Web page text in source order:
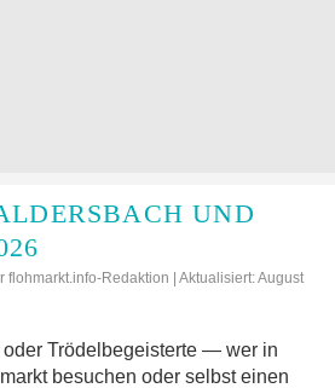
UND
flohmarkt.info-Redaktion | Aktualisiert: August
Trödelbegeisterte — wer in
besuchen oder selbst einen